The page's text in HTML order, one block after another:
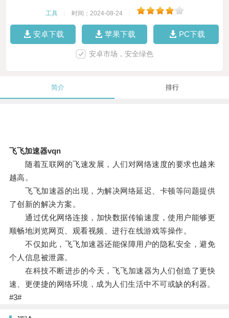
工具 时间：2024-08-24
安卓下载 苹果下载 PC下载
安卓市场，安全绿色
简介 排行
飞飞加速器vqn
随着互联网的飞速发展，人们对网络速度的要求也越来
越高。
飞飞加速器的出现，为解决网络延迟、卡顿等问题提供
了创新的解决方案。
通过优化网络连接，加快数据传输速度，使用户能够更
顺畅地浏览网页、观看视频、进行在线游戏等操作。
不仅如此，飞飞加速器还能保障用户的隐私安全，避免
个人信息被泄露。
在科技不断进步的今天，飞飞加速器为人们创造了更快
速、更便捷的网络环境，成为人们生活中不可或缺的利器。
#3#